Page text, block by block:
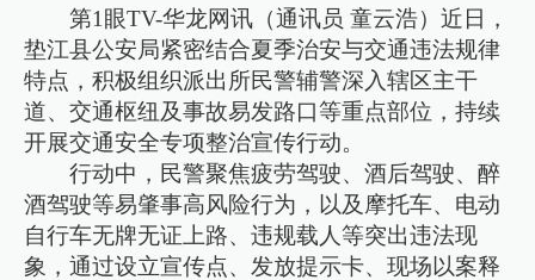
第1眼TV-华龙网讯（通讯员 童云浩）近日，
垫江县公安局紧密结合夏季治安与交通违法规律
特点，积极组织派出所民警辅警深入辖区主干
道、交通枢纽及事故易发路口等重点部位，持续
开展交通安全专项整治宣传行动。
行动中，民警聚焦疲劳驾驶、酒后驾驶、醉
酒驾驶等易肇事高风险行为，以及摩托车、电动
自行车无牌无证上路、违规载人等突出违法现
象，通过设立宣传点、发放提示卡、现场以案释